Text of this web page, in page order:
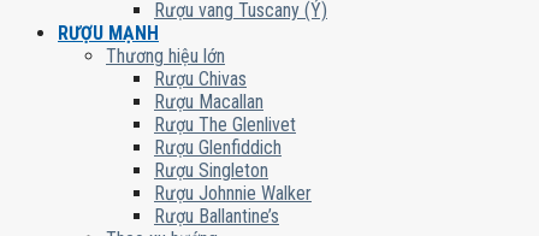
Rượu vang Tuscany (Ý)
RƯỢU MẠNH
Thương hiệu lớn
Rượu Chivas
Rượu Macallan
Rượu The Glenlivet
Rượu Glenfiddich
Rượu Singleton
Rượu Johnnie Walker
Rượu Ballantine’s